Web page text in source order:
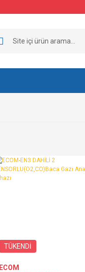
TÜKENDİ
ECOM